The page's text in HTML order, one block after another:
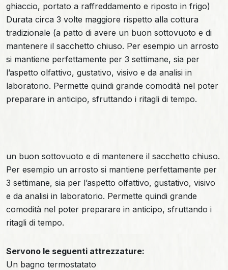
ghiaccio, portato a raffreddamento e riposto in frigo)
Durata circa 3 volte maggiore rispetto alla cottura
tradizionale (a patto di avere un buon sottovuoto e di
mantenere il sacchetto chiuso. Per esempio un arrosto
si mantiene perfettamente per 3 settimane, sia per
l’aspetto olfattivo, gustativo, visivo e da analisi in
laboratorio. Permette quindi grande comodità nel poter
preparare in anticipo, sfruttando i ritagli di tempo.
un buon sottovuoto e di mantenere il sacchetto chiuso.
Per esempio un arrosto si mantiene perfettamente per
3 settimane, sia per l’aspetto olfattivo, gustativo, visivo
e da analisi in laboratorio. Permette quindi grande
comodità nel poter preparare in anticipo, sfruttando i
ritagli di tempo.
Servono le seguenti attrezzature:
Un bagno termostatato